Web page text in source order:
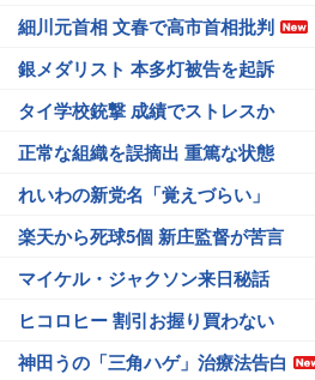
細川元首相 文春で高市首相批判
銀メダリスト 本多灯被告を起訴
タイ学校銃撃 成績でストレスか
正常な組織を誤摘出 重篤な状態
れいわの新党名「覚えづらい」
楽天から死球5個 新庄監督が苦言
マイケル・ジャクソン来日秘話
ヒコロヒー 割引お握り買わない
神田うの「三角ハゲ」治療法告白